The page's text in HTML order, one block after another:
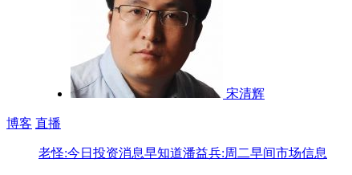
宋清辉
博客 直播
老怪:今日投资消息早知道潘益兵:周二早间市场信息